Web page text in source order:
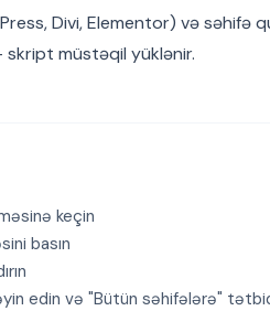
Divi, Elementor) və səhifə
skript müstəqil yüklənir.
keçin
basın
edin və "Bütün səhifələrə"